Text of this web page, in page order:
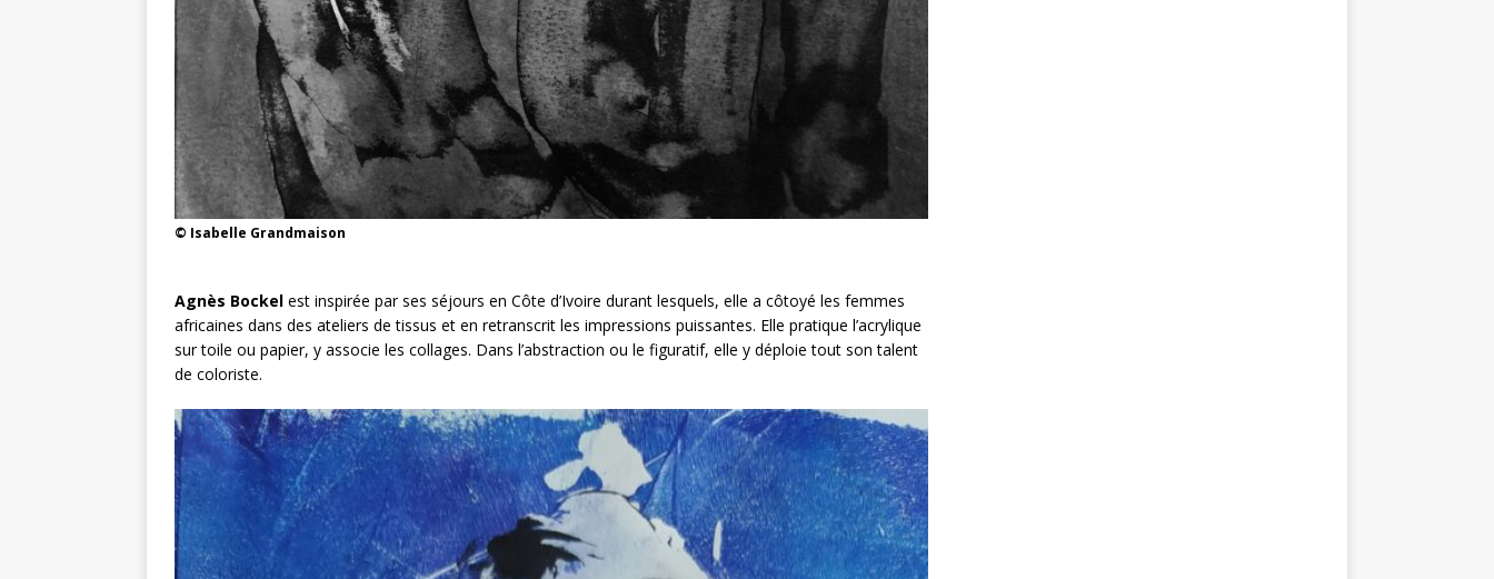
© Isabelle Grandmaison
Agnès Bockel est inspirée par ses séjours en Côte d’Ivoire durant lesquels, elle a côtoyé les femmes
africaines dans des ateliers de tissus et en retranscrit les impressions puissantes. Elle pratique l’acrylique
sur toile ou papier, y associe les collages. Dans l’abstraction ou le figuratif, elle y déploie tout son talent
de coloriste.